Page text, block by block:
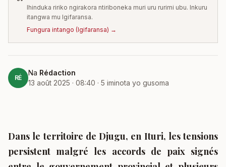
Ihinduka ririko ngirakora ntiriboneka muri uru rurimi ubu. Inkuru
itangwa mu Igifaransa.
Fungura intango (Igifaransa) →
RÉ
Na Rédaction
13 août 2025 · 08:40 · 5 iminota yo gusoma
Dans le territoire de Djugu, en Ituri, les tensions
persistent malgré les accords de paix signés